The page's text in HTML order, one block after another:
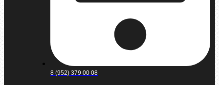
8 (952) 379 00 08